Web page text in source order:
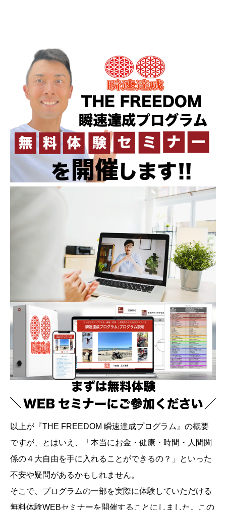
以上が『THE FREEDOM 瞬速達成プログラム』の概要
ですが、とはいえ、「本当にお金・健康・時間・人間関
係の４大自由を手に入れることができるの？」といった
不安や疑問があるかもしれません。
そこで、プログラムの一部を実際に体験していただける
無料体験WEBセミナーを開催することにしました。この